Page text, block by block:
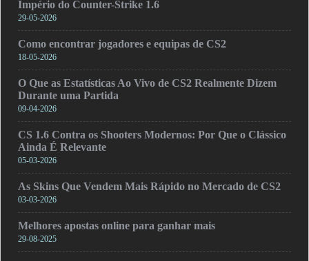
Império do Counter-Strike 1.6
29-05-2026
Como encontrar jogadores e equipas de CS2
18-05-2026
O Que as Estatísticas Ao Vivo de CS2 Realmente Dizem
Durante uma Partida
09-04-2026
CS 1.6 Contra os Shooters Modernos: Por Que o Clássico
Ainda É Relevante
05-03-2026
As Skins Que Vendem Mais Rápido no Mercado de CS2
03-03-2026
Melhores apostas online para ganhar mais
29-08-2025